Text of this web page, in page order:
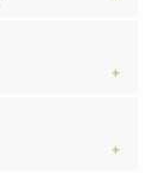
населения
Паункаре